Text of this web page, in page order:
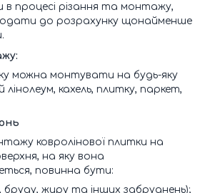
процесі різання та монтажу,
до розрахунку щонайменше
можна монтувати на будь-яку
кахель, плитку, паркет,
ковролінової плитки на
на яку вона
повинна бути:
бруду, жиру та інших забруднень);